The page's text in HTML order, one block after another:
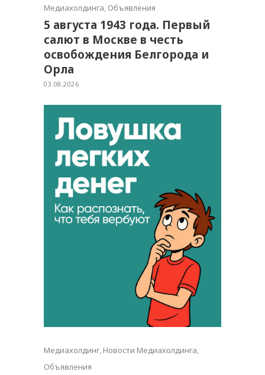
Медиахолдинга, Объявления
5 августа 1943 года. Первый
салют в Москве в честь
освобождения Белгорода и
Орла
03.08.2026
Медиахолдинг, Новости Медиахолдинга,
Объявления